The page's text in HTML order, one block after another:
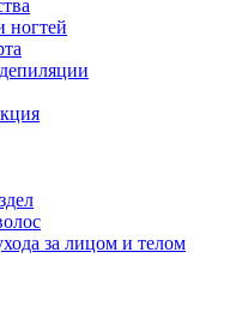
ногтей
за лицом и телом